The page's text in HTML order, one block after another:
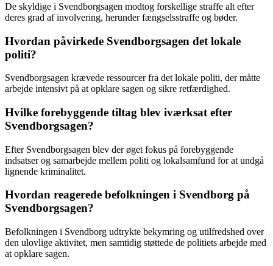
De skyldige i Svendborgsagen modtog forskellige straffe alt efter
deres grad af involvering, herunder fængselsstraffe og bøder.
Hvordan påvirkede Svendborgsagen det lokale
politi?
Svendborgsagen krævede ressourcer fra det lokale politi, der måtte
arbejde intensivt på at opklare sagen og sikre retfærdighed.
Hvilke forebyggende tiltag blev iværksat efter
Svendborgsagen?
Efter Svendborgsagen blev der øget fokus på forebyggende
indsatser og samarbejde mellem politi og lokalsamfund for at undgå
lignende kriminalitet.
Hvordan reagerede befolkningen i Svendborg på
Svendborgsagen?
Befolkningen i Svendborg udtrykte bekymring og utilfredshed over
den ulovlige aktivitet, men samtidig støttede de politiets arbejde med
at opklare sagen.